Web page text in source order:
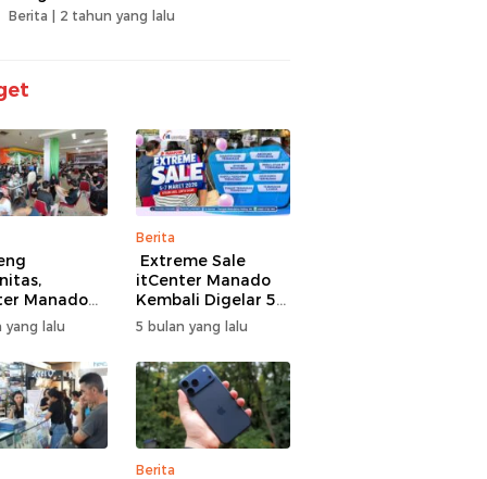
Berita | 2 tahun yang lalu
Manado
Gelar
Offline
60 Tim
yang lalu
Berita
Extreme Sale
itCenter Manado
Kembali Digelar 5–
7 Maret 2026,
iPhone 17 Pro Max
Diskon hingga
Rp1,75 Juta
5 bulan yang lalu
Berita